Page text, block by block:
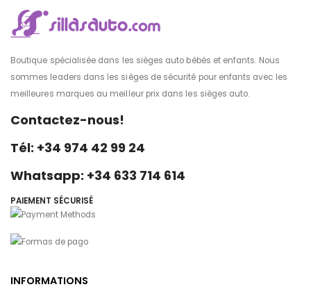
Boutique spécialisée dans les sièges auto bébés et enfants. Nous
sommes leaders dans les sièges de sécurité pour enfants avec les
meilleures marques au meilleur prix dans les sièges auto.
Contactez-nous!
Tél: +34 974 42 99 24
Whatsapp: +34 633 714 614
PAIEMENT SÉCURISÉ
INFORMATIONS